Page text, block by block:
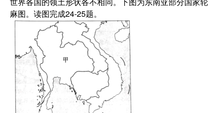
麻图。读图完成24-25题。